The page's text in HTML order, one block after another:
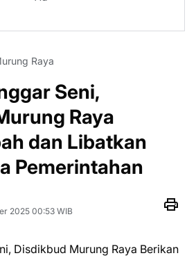
Raya
Seni,
Raya
dan Libatkan
Pemerintahan
2025 00:53 WIB
Disdikbud Murung Raya Berikan